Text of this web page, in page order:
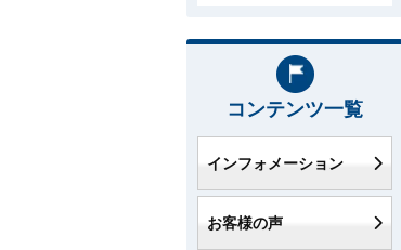
コンテンツ一覧
インフォメーション
お客様の声